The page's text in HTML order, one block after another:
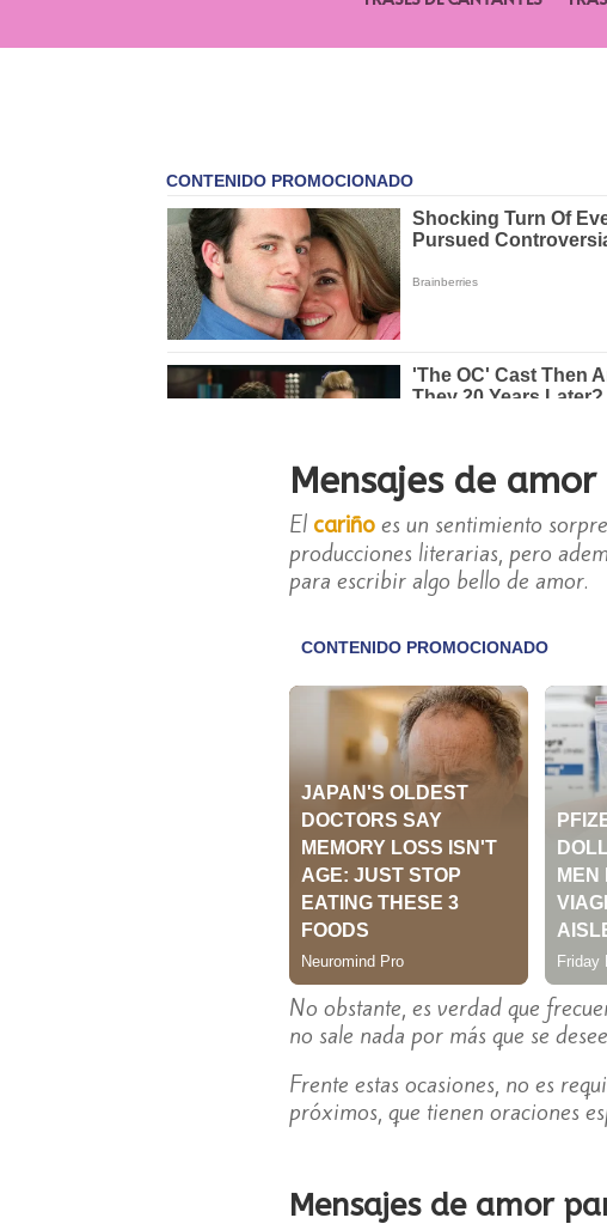
Mensajes de amor
El cariñoes un sentimiento
producciones literarias, pero
para escribir algo bello de amor.
No obstante, es verdad que
no sale nada por más que se
Frente estas ocasiones, no es
próximos, que tienen oraciones
Mensajes de amor